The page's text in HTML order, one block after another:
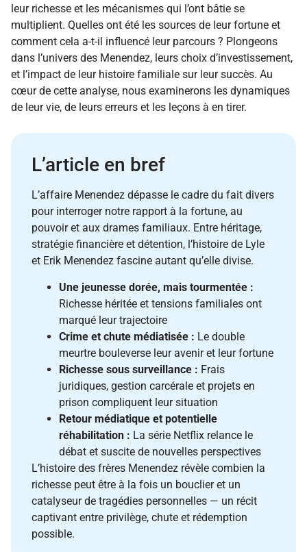
leur richesse et les mécanismes qui l’ont bâtie se
multiplient. Quelles ont été les sources de leur fortune et
comment cela a-t-il influencé leur parcours ? Plongeons
dans l’univers des Menendez, leurs choix d’investissement,
et l’impact de leur histoire familiale sur leur succès. Au
cœur de cette analyse, nous examinerons les dynamiques
de leur vie, de leurs erreurs et les leçons à en tirer.
L’article en bref
L’affaire Menendez dépasse le cadre du fait divers
pour interroger notre rapport à la fortune, au
pouvoir et aux drames familiaux. Entre héritage,
stratégie financière et détention, l’histoire de Lyle
et Erik Menendez fascine autant qu’elle divise.
Une jeunesse dorée, mais tourmentée :
Richesse héritée et tensions familiales ont
marqué leur trajectoire
Crime et chute médiatisée : Le double
meurtre bouleverse leur avenir et leur fortune
Richesse sous surveillance : Frais
juridiques, gestion carcérale et projets en
prison compliquent leur situation
Retour médiatique et potentielle
réhabilitation : La série Netflix relance le
débat et suscite de nouvelles perspectives
L’histoire des frères Menendez révèle combien la
richesse peut être à la fois un bouclier et un
catalyseur de tragédies personnelles — un récit
captivant entre privilège, chute et rédemption
possible.